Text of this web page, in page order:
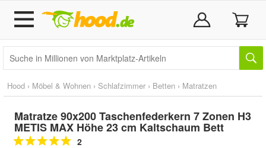
Hood › Möbel & Wohnen › Schlafzimmer › Betten › Matratzen
Matratze 90x200 Taschenfederkern 7 Zonen H3
METIS MAX Höhe 23 cm Kaltschaum Bett
2